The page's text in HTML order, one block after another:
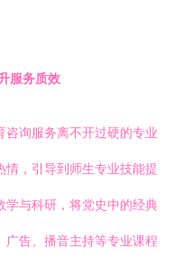
服务质效
咨询服务离不开过硬的专业
情，引导到师生专业技能提
学与科研，将党史中的经典
广告、播音主持等专业课程